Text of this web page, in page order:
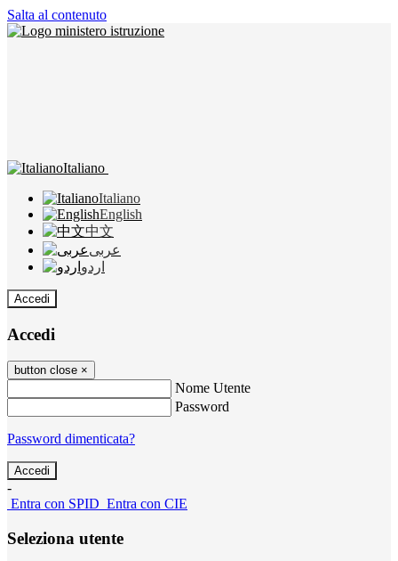
Salta al contenuto
Italiano
Italiano
English
中文
عربى
اردو
Accedi
Accedi
button close ×
Nome Utente
Password
Password dimenticata?
-
Entra con SPID Entra con CIE
Seleziona utente